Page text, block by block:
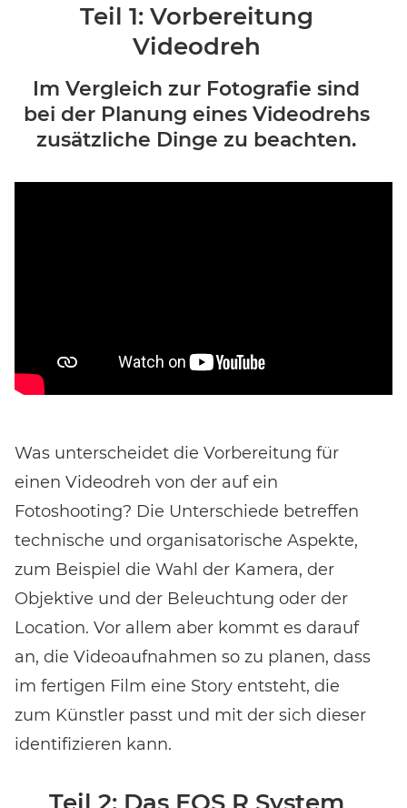
Teil 1: Vorbereitung
Videodreh
Im Vergleich zur Fotografie sind
bei der Planung eines Videodrehs
zusätzliche Dinge zu beachten.
Was unterscheidet die Vorbereitung für
einen Videodreh von der auf ein
Fotoshooting? Die Unterschiede betreffen
technische und organisatorische Aspekte,
zum Beispiel die Wahl der Kamera, der
Objektive und der Beleuchtung oder der
Location. Vor allem aber kommt es darauf
an, die Videoaufnahmen so zu planen, dass
im fertigen Film eine Story entsteht, die
zum Künstler passt und mit der sich dieser
identifizieren kann.